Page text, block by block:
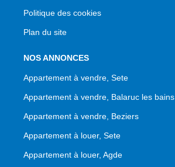
Politique des cookies
Plan du site
NOS ANNONCES
Appartement à vendre, Sete
Appartement à vendre, Balaruc les bains
Appartement à vendre, Beziers
Appartement à louer, Sete
Appartement à louer, Agde